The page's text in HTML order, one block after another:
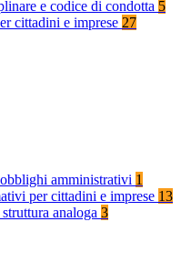
e codice di condotta 5
cittadini e imprese 27
amministrativi 1
per cittadini e imprese 13
analoga 3